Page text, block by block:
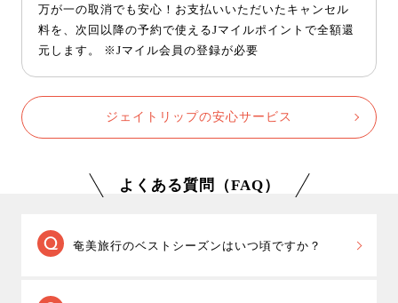
万が一の取消でも安心！お支払いいただいたキャンセル
料を、次回以降の予約で使えるJマイルポイントで全額還
元します。 ※Jマイル会員の登録が必要
ジェイトリップの安心サービス
よくある質問（FAQ）
奄美旅行のベストシーズンはいつ頃ですか？